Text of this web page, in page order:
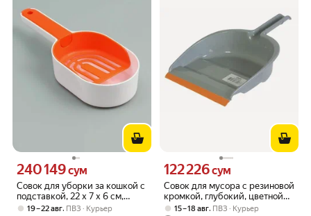
Совок для уборки за кошкой с
подставкой, 22 х 7 х 6 см,
бело-оранжевый
Цена 240149 сум вместо
240 149сум
19 – 22 авг, ПВЗ Курьер
Совок для мусора с резиновой
кромкой, глубокий, цветной
корпус, 30х25см
Цена 122226 сум вместо
122 226сум
15 – 18 авг, ПВЗ
Курьер